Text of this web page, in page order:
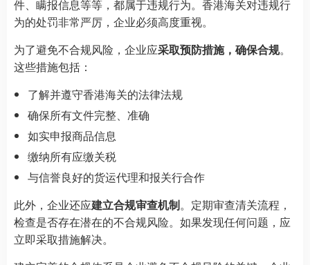
件、瞒报信息等等，都属于违规行为。香港海关对违规行
为的处罚非常严厉，企业必须高度重视。
为了避免不合规风险，企业应采取预防措施，确保合规。
这些措施包括：
了解并遵守香港海关的法律法规
确保所有文件完整、准确
如实申报商品信息
缴纳所有应缴关税
与信誉良好的货运代理和报关行合作
此外，企业还应建立合规审查机制。定期审查清关流程，
检查是否存在潜在的不合规风险。如果发现任何问题，应
立即采取措施解决。